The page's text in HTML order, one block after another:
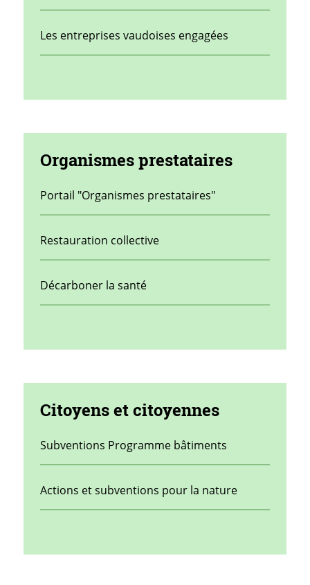
Les entreprises vaudoises engagées
Organismes prestataires
Portail "Organismes prestataires"
Restauration collective
Décarboner la santé
Citoyens et citoyennes
Subventions Programme bâtiments
Actions et subventions pour la nature